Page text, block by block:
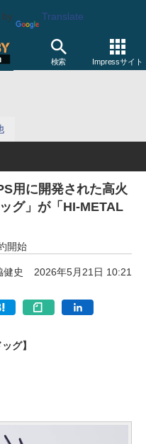
by Translate
検索 Impressサイト
用に開発された高火
グ」が「HI-METAL
開始
健史 2026年5月21日 10:21
グ】